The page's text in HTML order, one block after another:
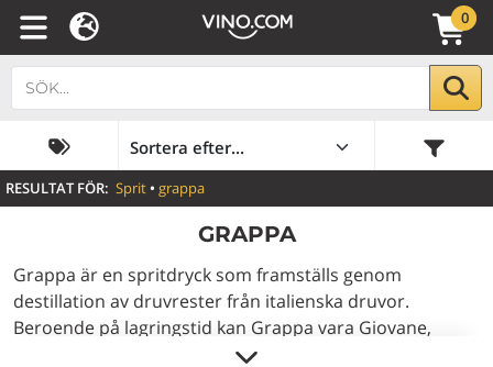
0
RESULTAT FÖR: Sprit• grappa
GRAPPA
Grappa är en spritdryck som framställs genom
destillation av druvrester från italienska druvor.
Beroende på lagringstid kan Grappa vara Giovane,
Aromatica, Invecchiata och Riserva Invecchiata.